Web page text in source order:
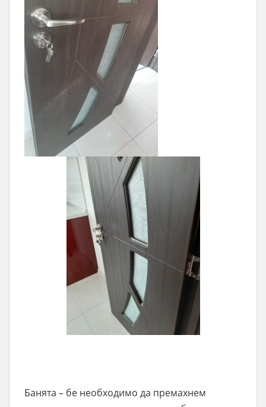
Банята – бе необходимо да премахнем